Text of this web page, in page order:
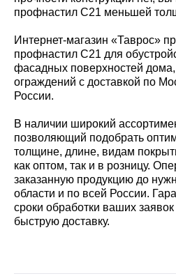
профнастил С21 меньшей
Интернет-магазин «Таврос»
профнастил С21 для
фасадных поверхностей
ограждений с доставкой по
России.
В наличии широкий
позволяющий подобрать
толщине, длине, видам
как оптом, так и в розницу.
заказанную продукцию до
области и по всей России.
сроки обработки ваших
быструю доставку.